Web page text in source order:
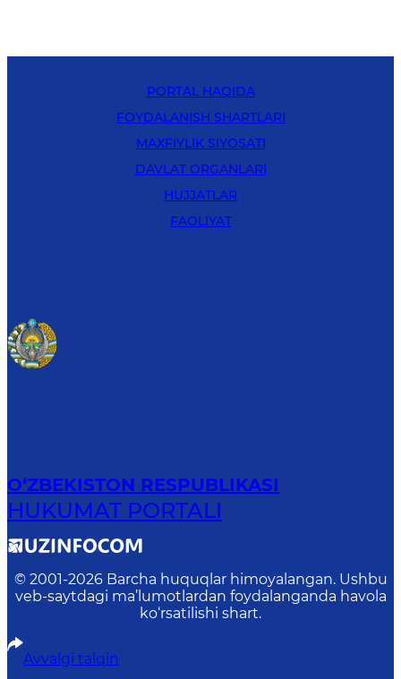
PORTAL HAQIDA
FOYDALANISH SHARTLARI
MAXFIYLIK SIYOSATI
DAVLAT ORGANLARI
HUJJATLAR
FAOLIYAT
O‘ZBEKISTON RESPUBLIKASI
HUKUMAT PORTALI
© 2001-2026 Barcha huquqlar himoyalangan. Ushbu
veb-saytdagi ma’lumotlardan foydalanganda havola
ko‘rsatilishi shart.
Avvalgi talqin